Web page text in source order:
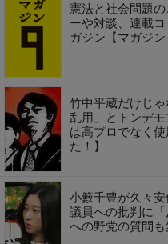
憲法と社会問題
ーや対談、連載
ガジン【マガジン
竹中平蔵だけじ
乱用」とトンデ
は高プロでなく
た！】
小籔千豊が久々
議員への批判に
への野党の質問も